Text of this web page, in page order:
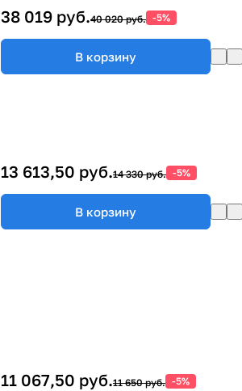
38 019 руб.40 020 руб. -5%
В корзину
13 613,50 руб.14 330 руб. -5%
В корзину
11 067,50 руб.11 650 руб. -5%